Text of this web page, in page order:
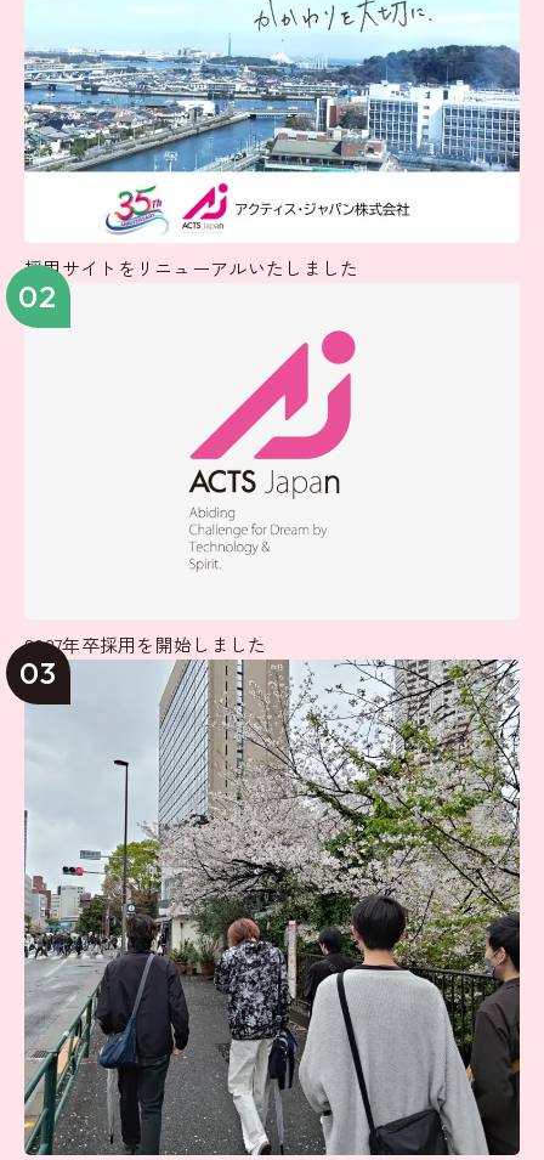
採用サイトをリニューアルいたしました
02
2027年卒採用を開始しました
03